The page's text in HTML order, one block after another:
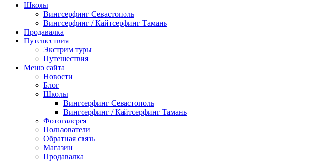
Школы
Вингсерфинг Севастополь
Вингсерфинг / Кайтсерфинг Тамань
Продавалка
Путешествия
Экстрим туры
Путешествия
Меню сайта
Новости
Блог
Школы
Вингсерфинг Севастополь
Вингсерфинг / Кайтсерфинг Тамань
Фотогалерея
Пользователи
Обратная связь
Магазин
Продавалка